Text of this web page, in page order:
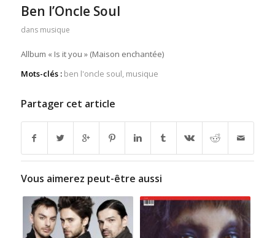
Ben l’Oncle Soul
dans musique
Allbum « Is it you » (Maison enchantée)
Mots-clés : ben l'oncle soul, musique
Partager cet article
Vous aimerez peut-être aussi